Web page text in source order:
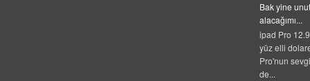
Bak yine
alacağımı...
ipad Pro
yüz elli
Pro'nun
de...